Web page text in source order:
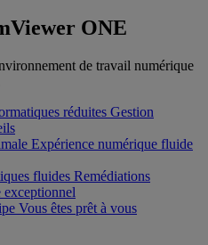
ONE
de travail numérique
réduites Gestion
Expérience numérique fluide
fluides Remédiations
exceptionnel
Vous êtes prêt à vous